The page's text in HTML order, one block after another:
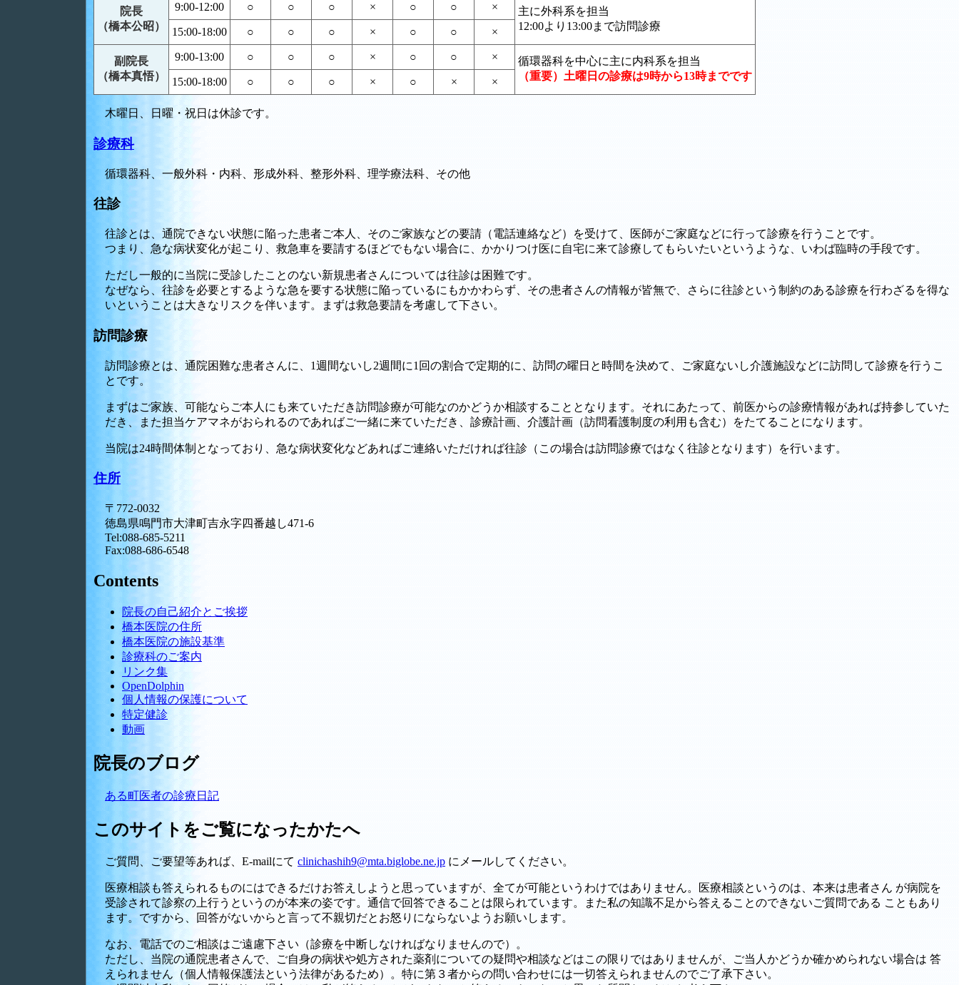
院長
（橋本公昭）
9:00-12:00 ○ ○ ○ × ○ ○ ×
主に外科系を担当
12:00より13:00まで訪問診療
15:00-18:00 ○ ○ ○ × ○ ○ ×
副院長
（橋本真悟）
9:00-13:00 ○ ○ ○ × ○ ○ ×
循環器科を中心に主に内科系を担当
（重要）土曜日の診療は9時から13時までです
15:00-18:00 ○ ○ ○ × ○ × ×
木曜日、日曜・祝日は休診です。
診療科
循環器科、一般外科・内科、形成外科、整形外科、理学療法科、その他
往診
往診とは、通院できない状態に陥った患者ご本人、そのご家族などの要請（電話連絡など）を受けて、医師がご家庭などに行って診療を行うことです。
つまり、急な病状変化が起こり、救急車を要請するほどでもない場合に、かかりつけ医に自宅に来て診療してもらいたいというような、いわば臨時の手段です。
ただし一般的に当院に受診したことのない新規患者さんについては往診は困難です。
なぜなら、往診を必要とするような急を要する状態に陥っているにもかかわらず、その患者さんの情報が皆無で、さらに往診という制約のある診療を行わざるを得な
いということは大きなリスクを伴います。まずは救急要請を考慮して下さい。
訪問診療
訪問診療とは、通院困難な患者さんに、1週間ないし2週間に1回の割合で定期的に、訪問の曜日と時間を決めて、ご家庭ないし介護施設などに訪問して診療を行うこ
とです。
まずはご家族、可能ならご本人にも来ていただき訪問診療が可能なのかどうか相談することとなります。それにあたって、前医からの診療情報があれば持参していた
だき、また担当ケアマネがおられるのであればご一緒に来ていただき、診療計画、介護計画（訪問看護制度の利用も含む）をたてることになります。
当院は24時間体制となっており、急な病状変化などあればご連絡いただければ往診（この場合は訪問診療ではなく往診となります）を行います。
住所
〒772-0032
徳島県鳴門市大津町吉永字四番越し471-6
Tel:088-685-5211
Fax:088-686-6548
Contents
院長の自己紹介とご挨拶
橋本医院の住所
橋本医院の施設基準
診療科のご案内
リンク集
OpenDolphin
個人情報の保護について
特定健診
動画
院長のブログ
ある町医者の診療日記
このサイトをご覧になったかたへ
ご質問、ご要望等あれば、E-mailにて clinichashih9@mta.biglobe.ne.jp にメールしてください。
医療相談も答えられるものにはできるだけお答えしようと思っていますが、全てが可能というわけではありません。医療相談というのは、本来は患者さん が病院を
受診されて診察の上行うというのが本来の姿です。通信で回答できることは限られています。また私の知識不足から答えることのできないご質問である こともあり
ます。ですから、回答がないからと言って不親切だとお怒りにならないようお願いします。
なお、電話でのご相談はご遠慮下さい（診療を中断しなければなりませんので）。
ただし、当院の通院患者さんで、ご自身の病状や処方された薬剤についての疑問や相談などはこの限りではありませんが、ご当人かどうか確かめられない場合は 答
えられません（個人情報保護法という法律があるため）。特に第３者からの問い合わせには一切答えられませんのでご了承下さい。